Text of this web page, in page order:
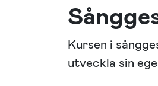
Kursen i
utveckla sin